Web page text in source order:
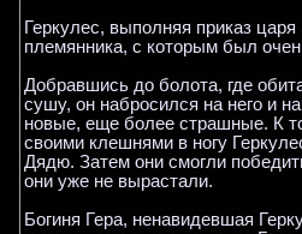
Геркулес, выполняя приказ
племянника, с которым был
Добравшись до болота, где
сушу, он набросился на него и
новые, еще более страшные. К
своими клешнями в ногу
Дядю. Затем они смогли
они уже не вырастали.
Богиня Гера, ненавидевшая